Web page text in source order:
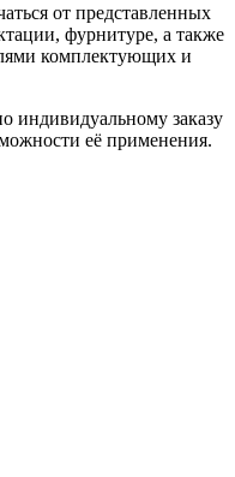
от представленных
фурнитуре, а также
комплектующих и
индивидуальному заказу
её применения.